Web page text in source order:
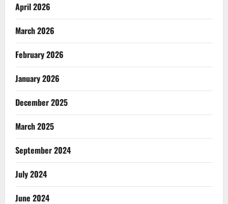
April 2026
March 2026
February 2026
January 2026
December 2025
March 2025
September 2024
July 2024
June 2024